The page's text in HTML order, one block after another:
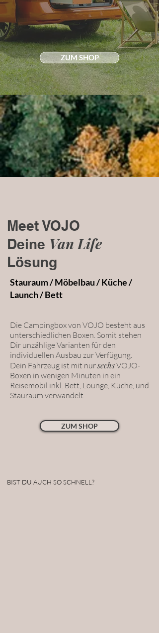
ZUM SHOP
Meet VOJO
Deine Van Life
Lösung
Stauraum / Möbelbau / Küche /
Launch / Bett
Die Campingbox von VOJO besteht aus
unterschiedlichen Boxen. Somit stehen
Dir unzählige Varianten für den
individuellen Ausbau zur Verfügung.
Dein Fahrzeug ist mit nursechsVOJO-
Boxen in wenigen Minuten in ein
Reisemobil inkl. Bett, Lounge, Küche, und
Stauraum verwandelt.
ZUM SHOP
BIST DU AUCH SO SCHNELL?